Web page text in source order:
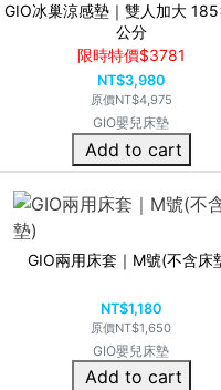
GIO冰巢涼感墊｜雙人加大
公分
限時特價$3781
NT$3,980
原價NT$4,975
GIO嬰兒床墊
Add to cart
GIO兩用床套｜M號(不含床
NT$1,180
原價NT$1,650
GIO嬰兒床墊
Add to cart